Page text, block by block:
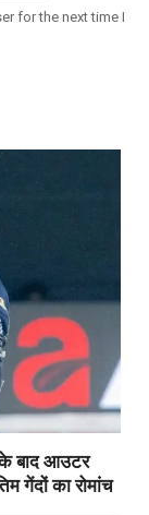
for the next time I
के बाद आउटर
गेंदों का रोमांच